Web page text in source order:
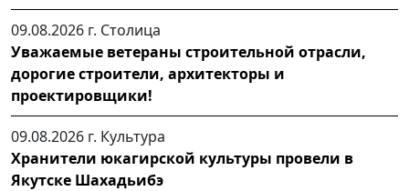
09.08.2026 г. Столица
Уважаемые ветераны строительной отрасли,
дорогие строители, архитекторы и
проектировщики!
09.08.2026 г. Культура
Хранители юкагирской культуры провели в
Якутске Шахадьибэ